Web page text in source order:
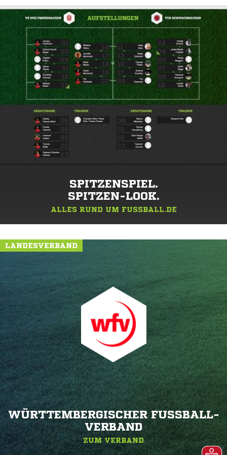
SPITZENSPIEL.
SPITZEN-LOOK.
ALLES RUND UM FUSSBALL.DE
LANDESVERBAND
WÜRTTEMBERGISCHER FUSSBALL-V
ERBAND
ZUM VERBAND